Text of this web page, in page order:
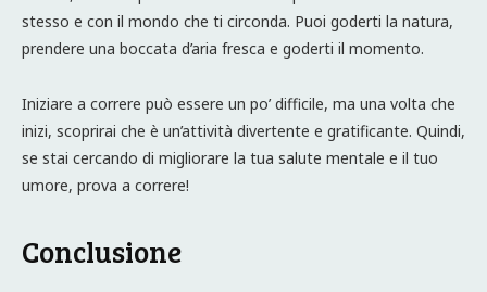
stesso e con il mondo che ti circonda. Puoi goderti la natura,
prendere una boccata d’aria fresca e goderti il momento.
Iniziare a correre può essere un po’ difficile, ma una volta che
inizi, scoprirai che è un’attività divertente e gratificante. Quindi,
se stai cercando di migliorare la tua salute mentale e il tuo
umore, prova a correre!
Conclusione